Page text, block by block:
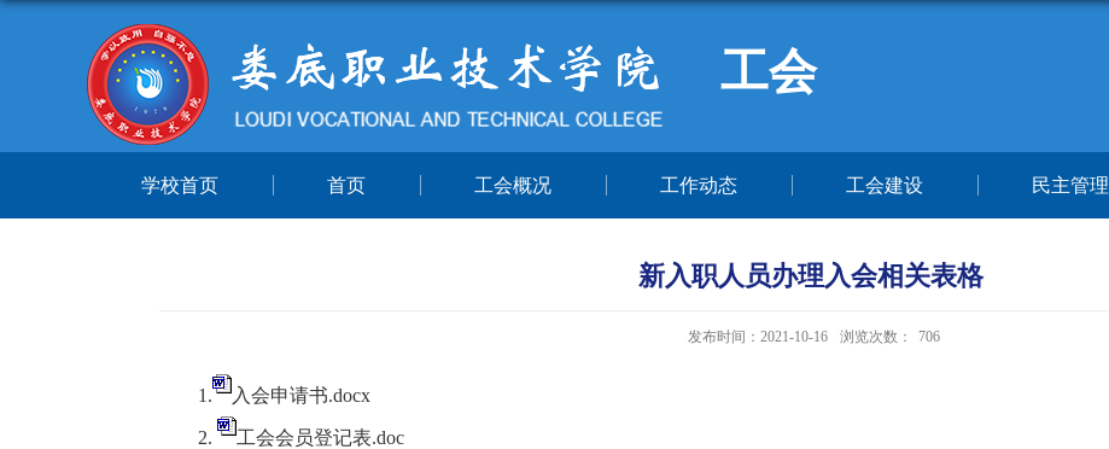
工会
学校首页 首页 工会概况 工作动态 工会建设 民主管理
新入职人员办理入会相关表格
发布时间：2021-10-16 浏览次数： 706
1. 入会申请书.docx
2. 工会会员登记表.doc